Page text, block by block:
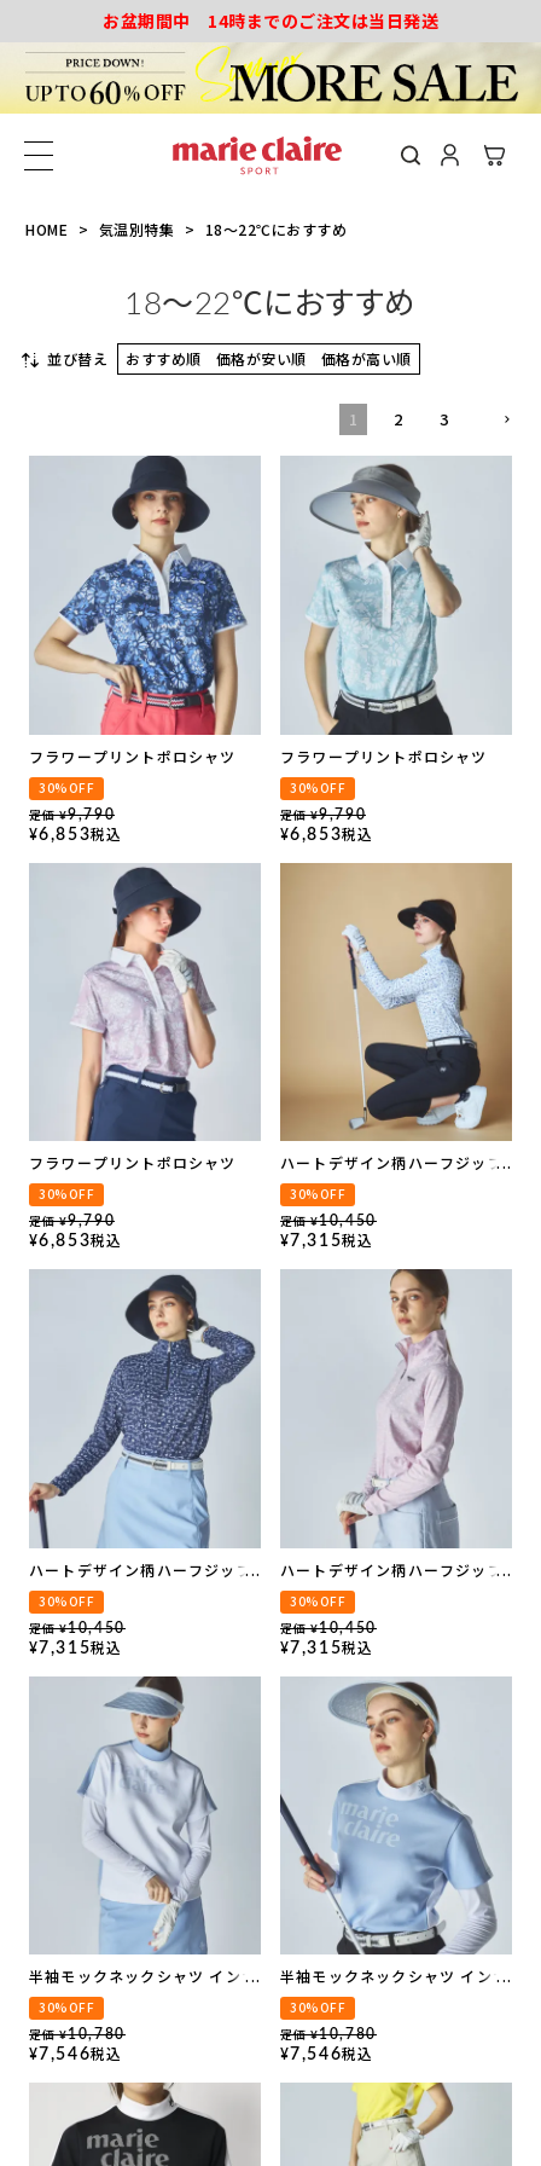
お盆期間中 14時までのご注文は当日発送
HOME 気温別特集 18～22℃におすすめ
18～22℃におすすめ
並び替え おすすめ順 価格が安い順 価格が高い順
1 2 3
フラワープリントポロシャツ
30%OFF
定価 ¥9,790
¥6,853税込
フラワープリントポロシャツ
30%OFF
定価 ¥9,790
¥6,853税込
フラワープリントポロシャツ
30%OFF
定価 ¥9,790
¥6,853税込
ハートデザイン柄ハーフジップ
長袖シャツ
30%OFF
定価 ¥10,450
¥7,315税込
ハートデザイン柄ハーフジップ
長袖シャツ
30%OFF
定価 ¥10,450
¥7,315税込
ハートデザイン柄ハーフジップ
長袖シャツ
30%OFF
定価 ¥10,450
¥7,315税込
半袖モックネックシャツ インナ
ーセット
30%OFF
定価 ¥10,780
¥7,546税込
半袖モックネックシャツ インナ
ーセット
30%OFF
定価 ¥10,780
¥7,546税込